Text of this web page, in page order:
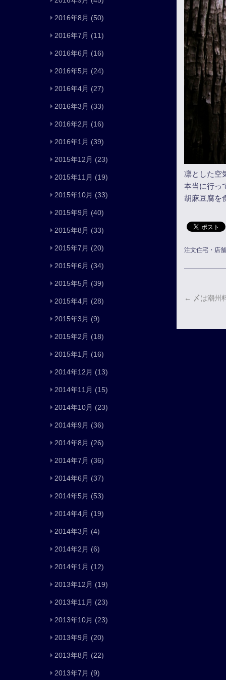
凛とした空
本当に行っ
胡麻豆腐を
注文住宅・店
← 〆は潮州
2016年8月 (50)
2016年7月 (11)
2016年6月 (16)
2016年5月 (24)
2016年4月 (27)
2016年3月 (33)
2016年2月 (16)
2016年1月 (39)
2015年12月 (23)
2015年11月 (19)
2015年10月 (33)
2015年9月 (40)
2015年8月 (33)
2015年7月 (20)
2015年6月 (34)
2015年5月 (39)
2015年4月 (28)
2015年3月 (9)
2015年2月 (18)
2015年1月 (16)
2014年12月 (13)
2014年11月 (15)
2014年10月 (23)
2014年9月 (36)
2014年8月 (26)
2014年7月 (36)
2014年6月 (37)
2014年5月 (53)
2014年4月 (19)
2014年3月 (4)
2014年2月 (6)
2014年1月 (12)
2013年12月 (19)
2013年11月 (23)
2013年10月 (23)
2013年9月 (20)
2013年8月 (22)
2013年7月 (9)